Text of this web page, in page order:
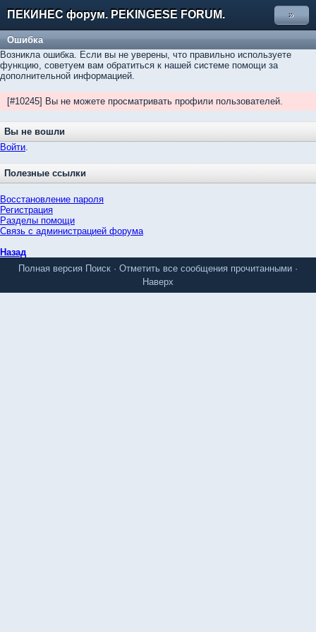
ПЕКИНЕС форум. PEKINGESE FORUM. »
Ошибка
Возникла ошибка. Если вы не уверены, что правильно используете
функцию, советуем вам обратиться к нашей системе помощи за
дополнительной информацией.
[#10245] Вы не можете просматривать профили пользователей.
Вы не вошли
Войти.
Полезные ссылки
Восстановление пароля
Регистрация
Разделы помощи
Связь с администрацией форума
Назад
Полная версия Поиск · Отметить все сообщения прочитанными ·
Наверх